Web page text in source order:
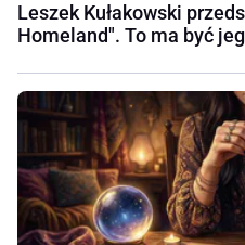
Leszek Kułakowski
Homeland". To ma być